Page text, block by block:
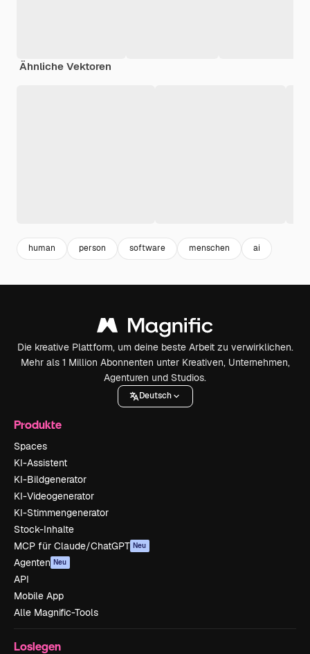
Ähnliche Vektoren
human person software menschen ai
Die kreative Plattform, um deine beste Arbeit zu verwirklichen.
Mehr als 1 Million Abonnenten unter Kreativen, Unternehmen,
Agenturen und Studios.
Deutsch
Produkte
Spaces
KI-Assistent
KI-Bildgenerator
KI-Videogenerator
KI-Stimmengenerator
Stock-Inhalte
MCP für Claude/ChatGPT Neu
Agenten Neu
API
Mobile App
Alle Magnific-Tools
Loslegen